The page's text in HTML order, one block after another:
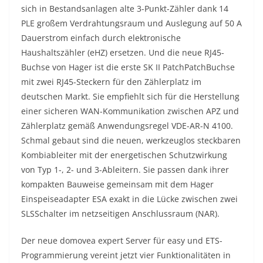
sich in Bestandsanlagen alte 3-Punkt-Zähler dank 14
PLE großem Verdrahtungsraum und Auslegung auf 50 A
Dauerstrom einfach durch elektronische
Haushaltszähler (eHZ) ersetzen. Und die neue RJ45­-
Buchse von Hager ist die erste SK II Patch­Patch­Buchse
mit zwei RJ45-Steckern für den Zählerplatz im
deutschen Markt. Sie empfiehlt sich für die Herstellung
einer sicheren WAN-Kommunikation zwischen APZ und
Zählerplatz gemäß Anwendungsregel VDE-AR-N 4100.
Schmal gebaut sind die neuen, werkzeuglos steckbaren
Kombiableiter mit der energetischen Schutzwirkung
von Typ 1-, 2- und 3-Ableitern. Sie passen dank ihrer
kompakten Bauweise gemeinsam mit dem Hager
Einspeiseadapter ESA exakt in die Lücke zwischen zwei
SLS­Schalter im netzseitigen Anschlussraum (NAR).
Der neue domovea expert Server für easy und ETS-
Programmierung vereint jetzt vier Funktionalitäten in